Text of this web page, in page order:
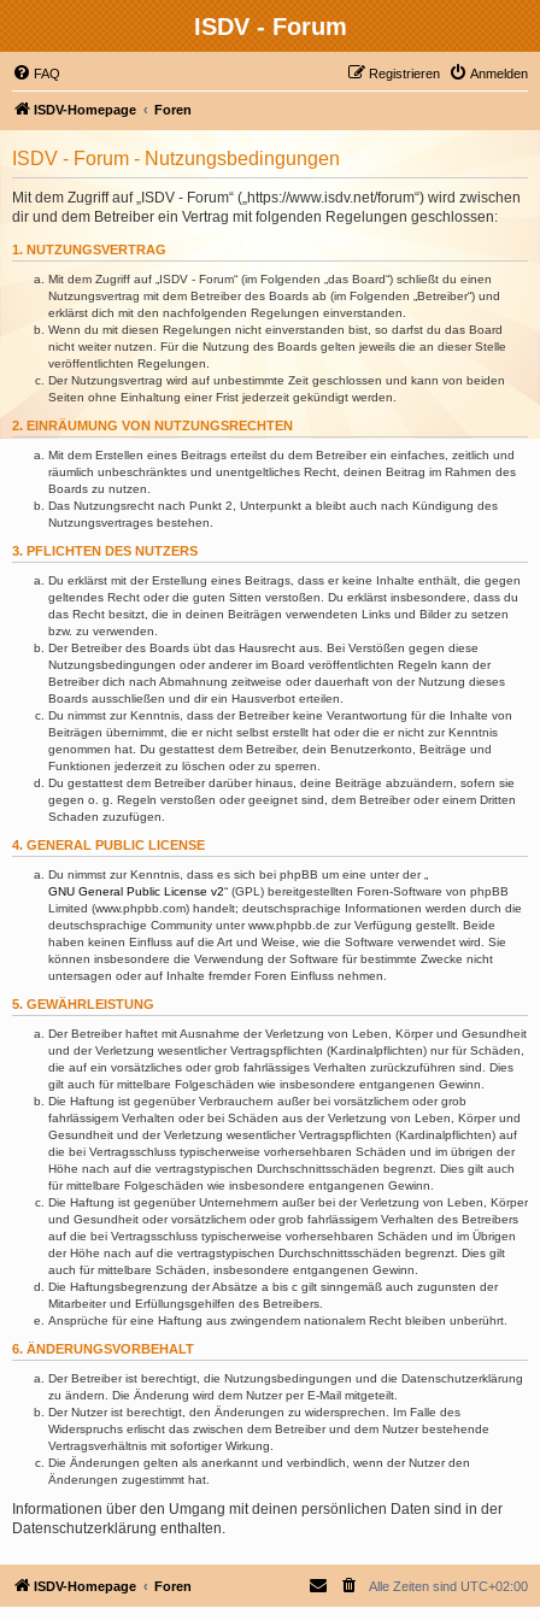
ISDV - Forum
FAQ Anmelden
Registrieren
ISDV-Homepage Foren
ISDV - Forum - Nutzungsbedingungen
Mit dem Zugriff auf „ISDV - Forum“ („https://www.isdv.net/forum“) wird zwischen
dir und dem Betreiber ein Vertrag mit folgenden Regelungen geschlossen:
1. NUTZUNGSVERTRAG
Mit dem Zugriff auf „ISDV - Forum“ (im Folgenden „das Board“) schließt du einen
Nutzungsvertrag mit dem Betreiber des Boards ab (im Folgenden „Betreiber“) und
erklärst dich mit den nachfolgenden Regelungen einverstanden.
Wenn du mit diesen Regelungen nicht einverstanden bist, so darfst du das Board
nicht weiter nutzen. Für die Nutzung des Boards gelten jeweils die an dieser Stelle
veröffentlichten Regelungen.
Der Nutzungsvertrag wird auf unbestimmte Zeit geschlossen und kann von beiden
Seiten ohne Einhaltung einer Frist jederzeit gekündigt werden.
2. EINRÄUMUNG VON NUTZUNGSRECHTEN
Mit dem Erstellen eines Beitrags erteilst du dem Betreiber ein einfaches, zeitlich und
räumlich unbeschränktes und unentgeltliches Recht, deinen Beitrag im Rahmen des
Boards zu nutzen.
Das Nutzungsrecht nach Punkt 2, Unterpunkt a bleibt auch nach Kündigung des
Nutzungsvertrages bestehen.
3. PFLICHTEN DES NUTZERS
Du erklärst mit der Erstellung eines Beitrags, dass er keine Inhalte enthält, die gegen
geltendes Recht oder die guten Sitten verstoßen. Du erklärst insbesondere, dass du
das Recht besitzt, die in deinen Beiträgen verwendeten Links und Bilder zu setzen
bzw. zu verwenden.
Der Betreiber des Boards übt das Hausrecht aus. Bei Verstößen gegen diese
Nutzungsbedingungen oder anderer im Board veröffentlichten Regeln kann der
Betreiber dich nach Abmahnung zeitweise oder dauerhaft von der Nutzung dieses
Boards ausschließen und dir ein Hausverbot erteilen.
Du nimmst zur Kenntnis, dass der Betreiber keine Verantwortung für die Inhalte von
Beiträgen übernimmt, die er nicht selbst erstellt hat oder die er nicht zur Kenntnis
genommen hat. Du gestattest dem Betreiber, dein Benutzerkonto, Beiträge und
Funktionen jederzeit zu löschen oder zu sperren.
Du gestattest dem Betreiber darüber hinaus, deine Beiträge abzuändern, sofern sie
gegen o. g. Regeln verstoßen oder geeignet sind, dem Betreiber oder einem Dritten
Schaden zuzufügen.
4. GENERAL PUBLIC LICENSE
Du nimmst zur Kenntnis, dass es sich bei phpBB um eine unter der „
GNU General Public License v2“ (GPL) bereitgestellten Foren-Software von phpBB
Limited (www.phpbb.com) handelt; deutschsprachige Informationen werden durch die
deutschsprachige Community unter www.phpbb.de zur Verfügung gestellt. Beide
haben keinen Einfluss auf die Art und Weise, wie die Software verwendet wird. Sie
können insbesondere die Verwendung der Software für bestimmte Zwecke nicht
untersagen oder auf Inhalte fremder Foren Einfluss nehmen.
5. GEWÄHRLEISTUNG
Der Betreiber haftet mit Ausnahme der Verletzung von Leben, Körper und Gesundheit
und der Verletzung wesentlicher Vertragspflichten (Kardinalpflichten) nur für Schäden,
die auf ein vorsätzliches oder grob fahrlässiges Verhalten zurückzuführen sind. Dies
gilt auch für mittelbare Folgeschäden wie insbesondere entgangenen Gewinn.
Die Haftung ist gegenüber Verbrauchern außer bei vorsätzlichem oder grob
fahrlässigem Verhalten oder bei Schäden aus der Verletzung von Leben, Körper und
Gesundheit und der Verletzung wesentlicher Vertragspflichten (Kardinalpflichten) auf
die bei Vertragsschluss typischerweise vorhersehbaren Schäden und im übrigen der
Höhe nach auf die vertragstypischen Durchschnittsschäden begrenzt. Dies gilt auch
für mittelbare Folgeschäden wie insbesondere entgangenen Gewinn.
Die Haftung ist gegenüber Unternehmern außer bei der Verletzung von Leben, Körper
und Gesundheit oder vorsätzlichem oder grob fahrlässigem Verhalten des Betreibers
auf die bei Vertragsschluss typischerweise vorhersehbaren Schäden und im Übrigen
der Höhe nach auf die vertragstypischen Durchschnittsschäden begrenzt. Dies gilt
auch für mittelbare Schäden, insbesondere entgangenen Gewinn.
Die Haftungsbegrenzung der Absätze a bis c gilt sinngemäß auch zugunsten der
Mitarbeiter und Erfüllungsgehilfen des Betreibers.
Ansprüche für eine Haftung aus zwingendem nationalem Recht bleiben unberührt.
6. ÄNDERUNGSVORBEHALT
Der Betreiber ist berechtigt, die Nutzungsbedingungen und die Datenschutzerklärung
zu ändern. Die Änderung wird dem Nutzer per E-Mail mitgeteilt.
Der Nutzer ist berechtigt, den Änderungen zu widersprechen. Im Falle des
Widerspruchs erlischt das zwischen dem Betreiber und dem Nutzer bestehende
Vertragsverhältnis mit sofortiger Wirkung.
Die Änderungen gelten als anerkannt und verbindlich, wenn der Nutzer den
Änderungen zugestimmt hat.
Informationen über den Umgang mit deinen persönlichen Daten sind in der
Datenschutzerklärung enthalten.
ISDV-Homepage Foren Alle Zeiten sind UTC+02:00